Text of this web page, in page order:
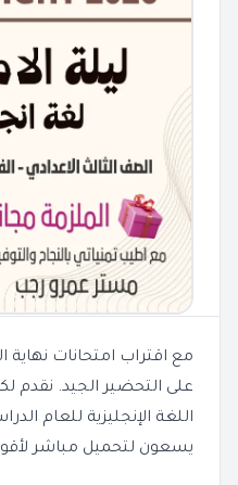
مع اقتراب امتحانات
يسعون لتحميل مباشر لأقوى